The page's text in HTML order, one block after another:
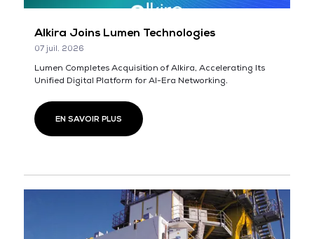
Alkira Joins Lumen Technologies
07 juil. 2026
Lumen Completes Acquisition of Alkira, Accelerating Its
Unified Digital Platform for AI-Era Networking.
EN SAVOIR PLUS